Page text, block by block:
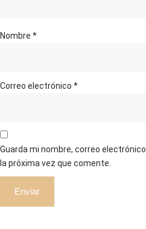
Nombre *
Correo electrónico *
Guarda mi nombre, correo
la próxima vez que comente.